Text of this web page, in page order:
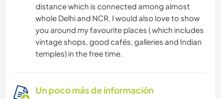
distance which is connected among almost
whole Delhi and NCR. I would also love to show
you around my favourite places ( which includes
vintage shops, good cafés, galleries and Indian
temples) in the free time.
Un poco más de información